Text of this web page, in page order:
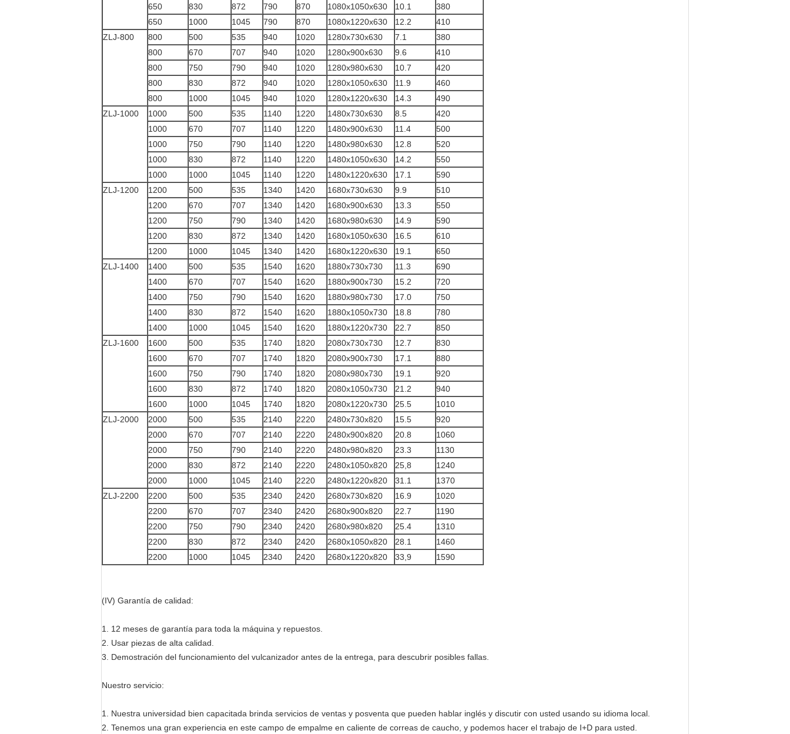
650
830 872 790 870 1080x1050x630 10.1
380
650
1000 1045 790 870 1080x1220x630 12.2
410
ZLJ-800
800 500 535 940 1020 1280x730x630 7.1
380
800
670 707 940 1020 1280x900x630 9.6
410
800
750 790 940 1020 1280x980x630 10.7
420
800
830 872 940 1020 1280x1050x630 11.9
460
800
1000 1045 940 1020 1280x1220x630 14.3
490
ZLJ-1000
1000 500 535 1140 1220 1480x730x630 8.5
420
1000
670 707 1140 1220 1480x900x630 11.4
500
1000
750 790 1140 1220 1480x980x630 12.8
520
1000
830 872 1140 1220 1480x1050x630 14.2
550
1000
1000 1045 1140 1220 1480x1220x630 17.1
590
ZLJ-1200
1200 500 535 1340 1420 1680x730x630 9.9
510
1200
670 707 1340 1420 1680x900x630 13.3
550
1200
750 790 1340 1420 1680x980x630 14.9
590
1200
830 872 1340 1420 1680x1050x630 16.5
610
1200
1000 1045 1340 1420 1680x1220x630 19.1
650
ZLJ-1400
1400 500 535 1540 1620 1880x730x730 11.3
690
1400
670 707 1540 1620 1880x900x730 15.2
720
1400
750 790 1540 1620 1880x980x730 17.0
750
1400
830 872 1540 1620 1880x1050x730 18.8
780
1400
1000 1045 1540 1620 1880x1220x730 22.7
850
ZLJ-1600
1600 500 535 1740 1820 2080x730x730 12.7
830
1600
670 707 1740 1820 2080x900x730 17.1
880
1600
750 790 1740 1820 2080x980x730 19.1
920
1600
830 872 1740 1820 2080x1050x730 21.2
940
1600
1000 1045 1740 1820 2080x1220x730 25.5
1010
ZLJ-2000
2000 500 535 2140 2220 2480x730x820 15.5
920
2000
670 707 2140 2220 2480x900x820 20.8
1060
2000
750 790 2140 2220 2480x980x820 23.3
1130
2000
830 872 2140 2220 2480x1050x820 25,8
1240
2000
1000 1045 2140 2220 2480x1220x820 31.1
1370
ZLJ-2200
2200 500 535 2340 2420 2680x730x820 16.9
1020
2200
670 707 2340 2420 2680x900x820 22.7
1190
2200
750 790 2340 2420 2680x980x820 25.4
1310
2200
830 872 2340 2420 2680x1050x820 28.1
1460
2200
1000 1045 2340 2420 2680x1220x820 33,9 1590
(IV) Garantía de calidad:
1. 12 meses de garantía para toda la máquina y repuestos.
2. Usar piezas de alta calidad.
3. Demostración del funcionamiento del vulcanizador antes de la entrega, para descubrir posibles fallas.
Nuestro servicio:
1. Nuestra universidad bien capacitada brinda servicios de ventas y posventa que pueden hablar inglés y discutir con usted usando su idioma local.
2. Tenemos una gran experiencia en este campo de empalme en caliente de correas de caucho, y podemos hacer el trabajo de I+D para usted.